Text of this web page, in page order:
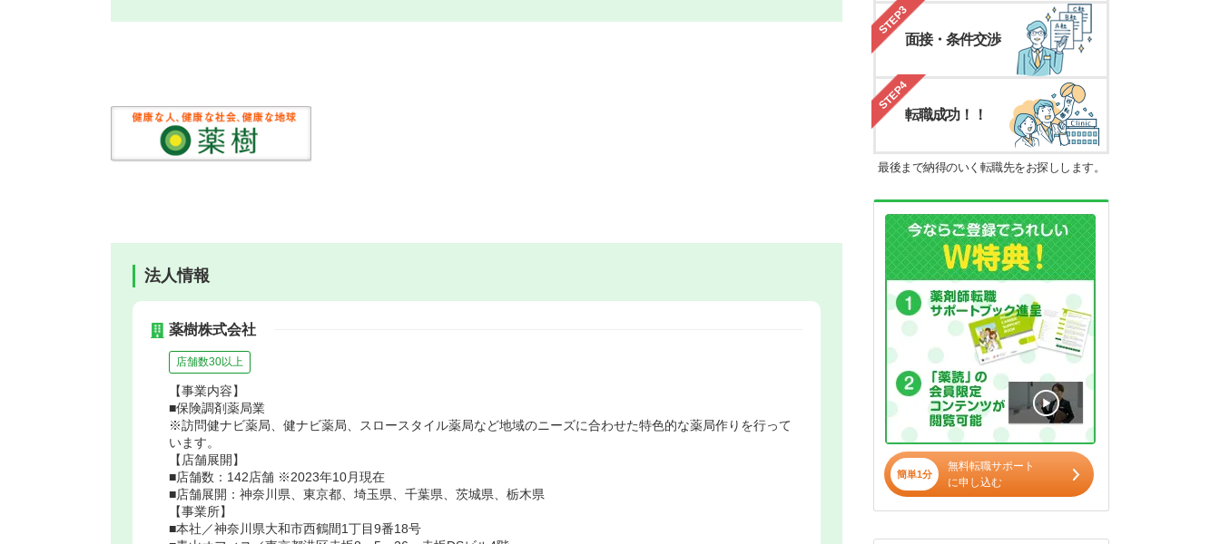
法人情報
薬樹株式会社
店舗数30以上
【事業内容】
■保険調剤薬局業
※訪問健ナビ薬局、健ナビ薬局、スロースタイル薬局など地域のニーズに合わせた特色的な薬局作りを行って
います。
【店舗展開】
■店舗数：142店舗 ※2023年10月現在
■店舗展開：神奈川県、東京都、埼玉県、千葉県、茨城県、栃木県
【事業所】
■本社／神奈川県大和市西鶴間1丁目9番18号
STEP3
面接・条件交渉
STEP4
転職成功！！
最後まで納得のいく転職先をお探しします。
簡単1分
無料転職サポート
に申し込む